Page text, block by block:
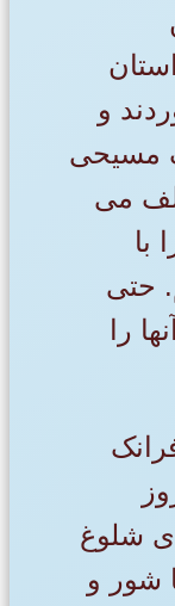
و
مسیحی
می
حتی
را
شلوغ
و